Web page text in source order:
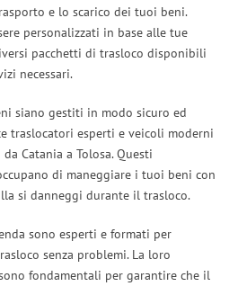
e lo scarico dei tuoi beni.
personalizzati in base alle tue
pacchetti di trasloco disponibili
necessari.
siano gestiti in modo sicuro ed
traslocatori esperti e veicoli moderni
Catania a Tolosa. Questi
di maneggiare i tuoi beni con
si danneggi durante il trasloco.
sono esperti e formati per
senza problemi. La loro
fondamentali per garantire che il